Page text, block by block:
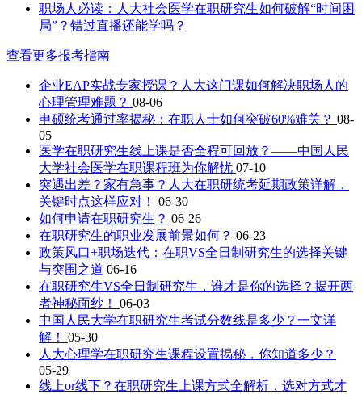
职场人必读：人大社会医学在职研究生如何破解“时间困
局”？错过直播还能学吗？
查看更多报考指南
企业EAP实战专家授课？人大这门课如何解决职场人的
心理管理难题？ 08-06
申硕统考通过率揭秘：在职人士如何突破60%难关？ 08-
05
医学在职研究生线上课是否全程可回放？——中国人民
大学社会医学在职课程班为你解忧 07-10
突遇出差？家有急事？人大在职研统考延期政策详解，
关键时点这样应对！ 06-30
如何申请在职研究生？ 06-26
在职研究生的职业发展前景如何？ 06-23
政策风口+职场迭代：在职VS全日制研究生的选择关键
与突围之道 06-16
在职研究生VS全日制研究生，谁才是你的选择？揭开两
者神秘面纱！ 06-03
中国人民大学在职研究生考试分数线是多少？一文详
解！ 05-30
人大心理学在职研究生课程设置揭秘，你知道多少？
05-29
线上or线下？在职研究生上课方式全解析，选对方式才